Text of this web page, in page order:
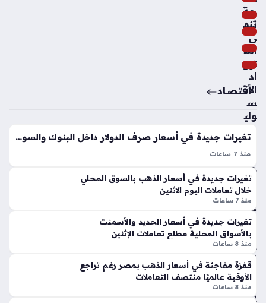
منذ
سا
عتي
ن
تط
ورا
ت
حا
دة
في
مال
ك
بي
ن
ش
كو
ى
الف
يفا
ور
حة
تنه
ي
اس
تير
اد
الأن
س
ولي
وت
عت
مد
كلي
عل
ى
الب
دائ
ل
الم
ص
نع
اقتصاد
تغيرات جديدة في أسعار صرف الدولار داخل البنوك والسوق الموازية اليوم الاثنين
منذ 7 ساعات
يمثل محور اهتمام واسع للعديد من الأفراد والمستثمرين، حيث
شهدت التعاملات المالية تقلبات طفيفة عكست حالة من…
تغيرات جديدة في أسعار الذهب بالسوق المحلي
خلال تعاملات اليوم الاثنين
منذ 7 ساعات
تغيرات جديدة في أسعار الحديد والأسمنت
بالأسواق المحلية مطلع تعاملات الإثنين
منذ 8 ساعات
قفزة مفاجئة في أسعار الذهب بمصر رغم تراجع
الأوقية عالميًا منتصف التعاملات
منذ 8 ساعات